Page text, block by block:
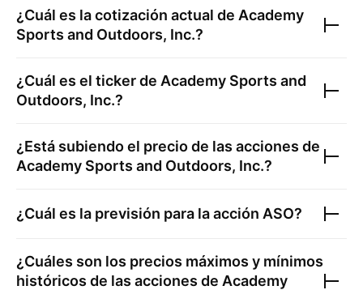
¿Cuál es la cotización actual de Academy
Sports and Outdoors, Inc.?
¿Cuál es el ticker de Academy Sports and
Outdoors, Inc.?
¿Está subiendo el precio de las acciones de
Academy Sports and Outdoors, Inc.?
¿Cuál es la previsión para la acción ASO?
¿Cuáles son los precios máximos y mínimos
históricos de las acciones de Academy